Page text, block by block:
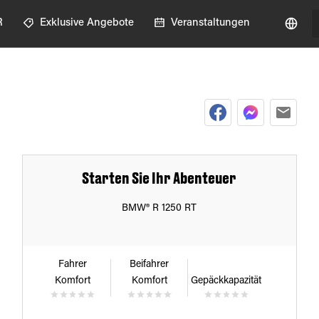
Exklusive Angebote Veranstaltungen
Starten Sie Ihr Abenteuer
BMW® R 1250 RT
Fahrer
Komfort
Beifahrer
Komfort
Gepäckkapazität